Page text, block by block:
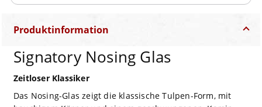
Produktinformation
Signatory Nosing Glas
Zeitloser Klassiker
Das Nosing-Glas zeigt die klassische Tulpen-Form, mit